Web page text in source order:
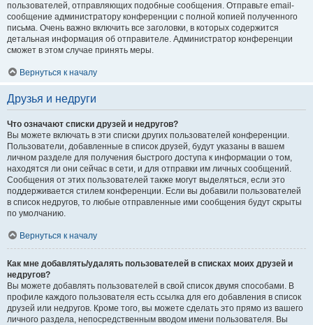
пользователей, отправляющих подобные сообщения. Отправьте email-
сообщение администратору конференции с полной копией полученного
письма. Очень важно включить все заголовки, в которых содержится
детальная информация об отправителе. Администратор конференции
сможет в этом случае принять меры.
Вернуться к началу
Друзья и недруги
Что означают списки друзей и недругов?
Вы можете включать в эти списки других пользователей конференции.
Пользователи, добавленные в список друзей, будут указаны в вашем
личном разделе для получения быстрого доступа к информации о том,
находятся ли они сейчас в сети, и для отправки им личных сообщений.
Сообщения от этих пользователей также могут выделяться, если это
поддерживается стилем конференции. Если вы добавили пользователей
в список недругов, то любые отправленные ими сообщения будут скрыты
по умолчанию.
Вернуться к началу
Как мне добавлять/удалять пользователей в списках моих друзей и
недругов?
Вы можете добавлять пользователей в свой список двумя способами. В
профиле каждого пользователя есть ссылка для его добавления в список
друзей или недругов. Кроме того, вы можете сделать это прямо из вашего
личного раздела, непосредственным вводом имени пользователя. Вы